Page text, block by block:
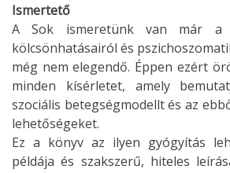
Ismertető
A Sok ismeretünk van már
kölcsönhatásairól és
még nem elegendő. Éppen ezért
minden kísérletet, amely
szociális betegségmodellt és az
lehetőségeket.
Ez a könyv az ilyen gyógyítás
példája és szakszerű, hiteles